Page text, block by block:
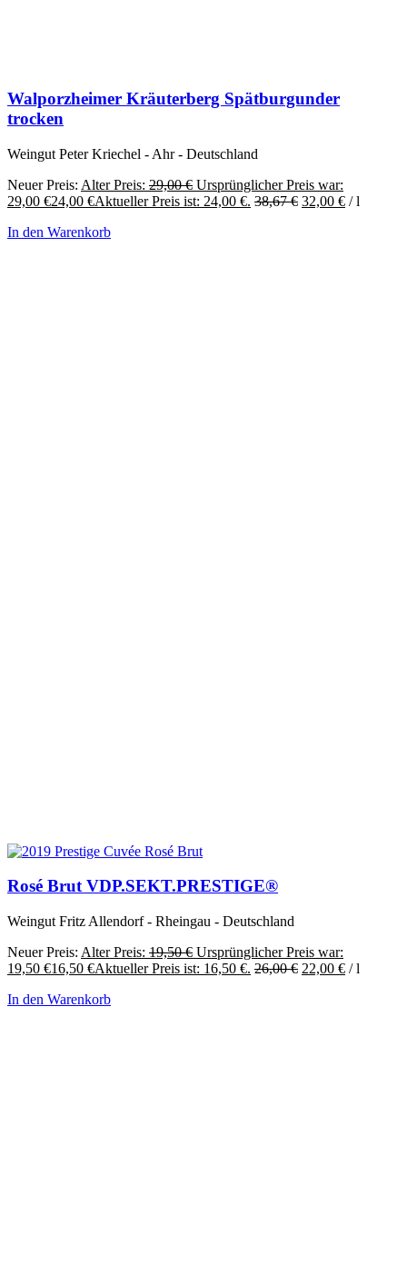
Walporzheimer Kräuterberg Spätburgunder
trocken
Weingut Peter Kriechel - Ahr - Deutschland
Neuer Preis: Alter Preis: 29,00€ Ursprünglicher Preis war:
29,00 €24,00 €Aktueller Preis ist: 24,00 €. 38,67€ 32,00 € /l
In den Warenkorb
Rosé Brut VDP.SEKT.PRESTIGE®
Weingut Fritz Allendorf - Rheingau - Deutschland
Neuer Preis: Alter Preis: 19,50€ Ursprünglicher Preis war:
19,50 €16,50 €Aktueller Preis ist: 16,50 €. 26,00€ 22,00 € /l
In den Warenkorb